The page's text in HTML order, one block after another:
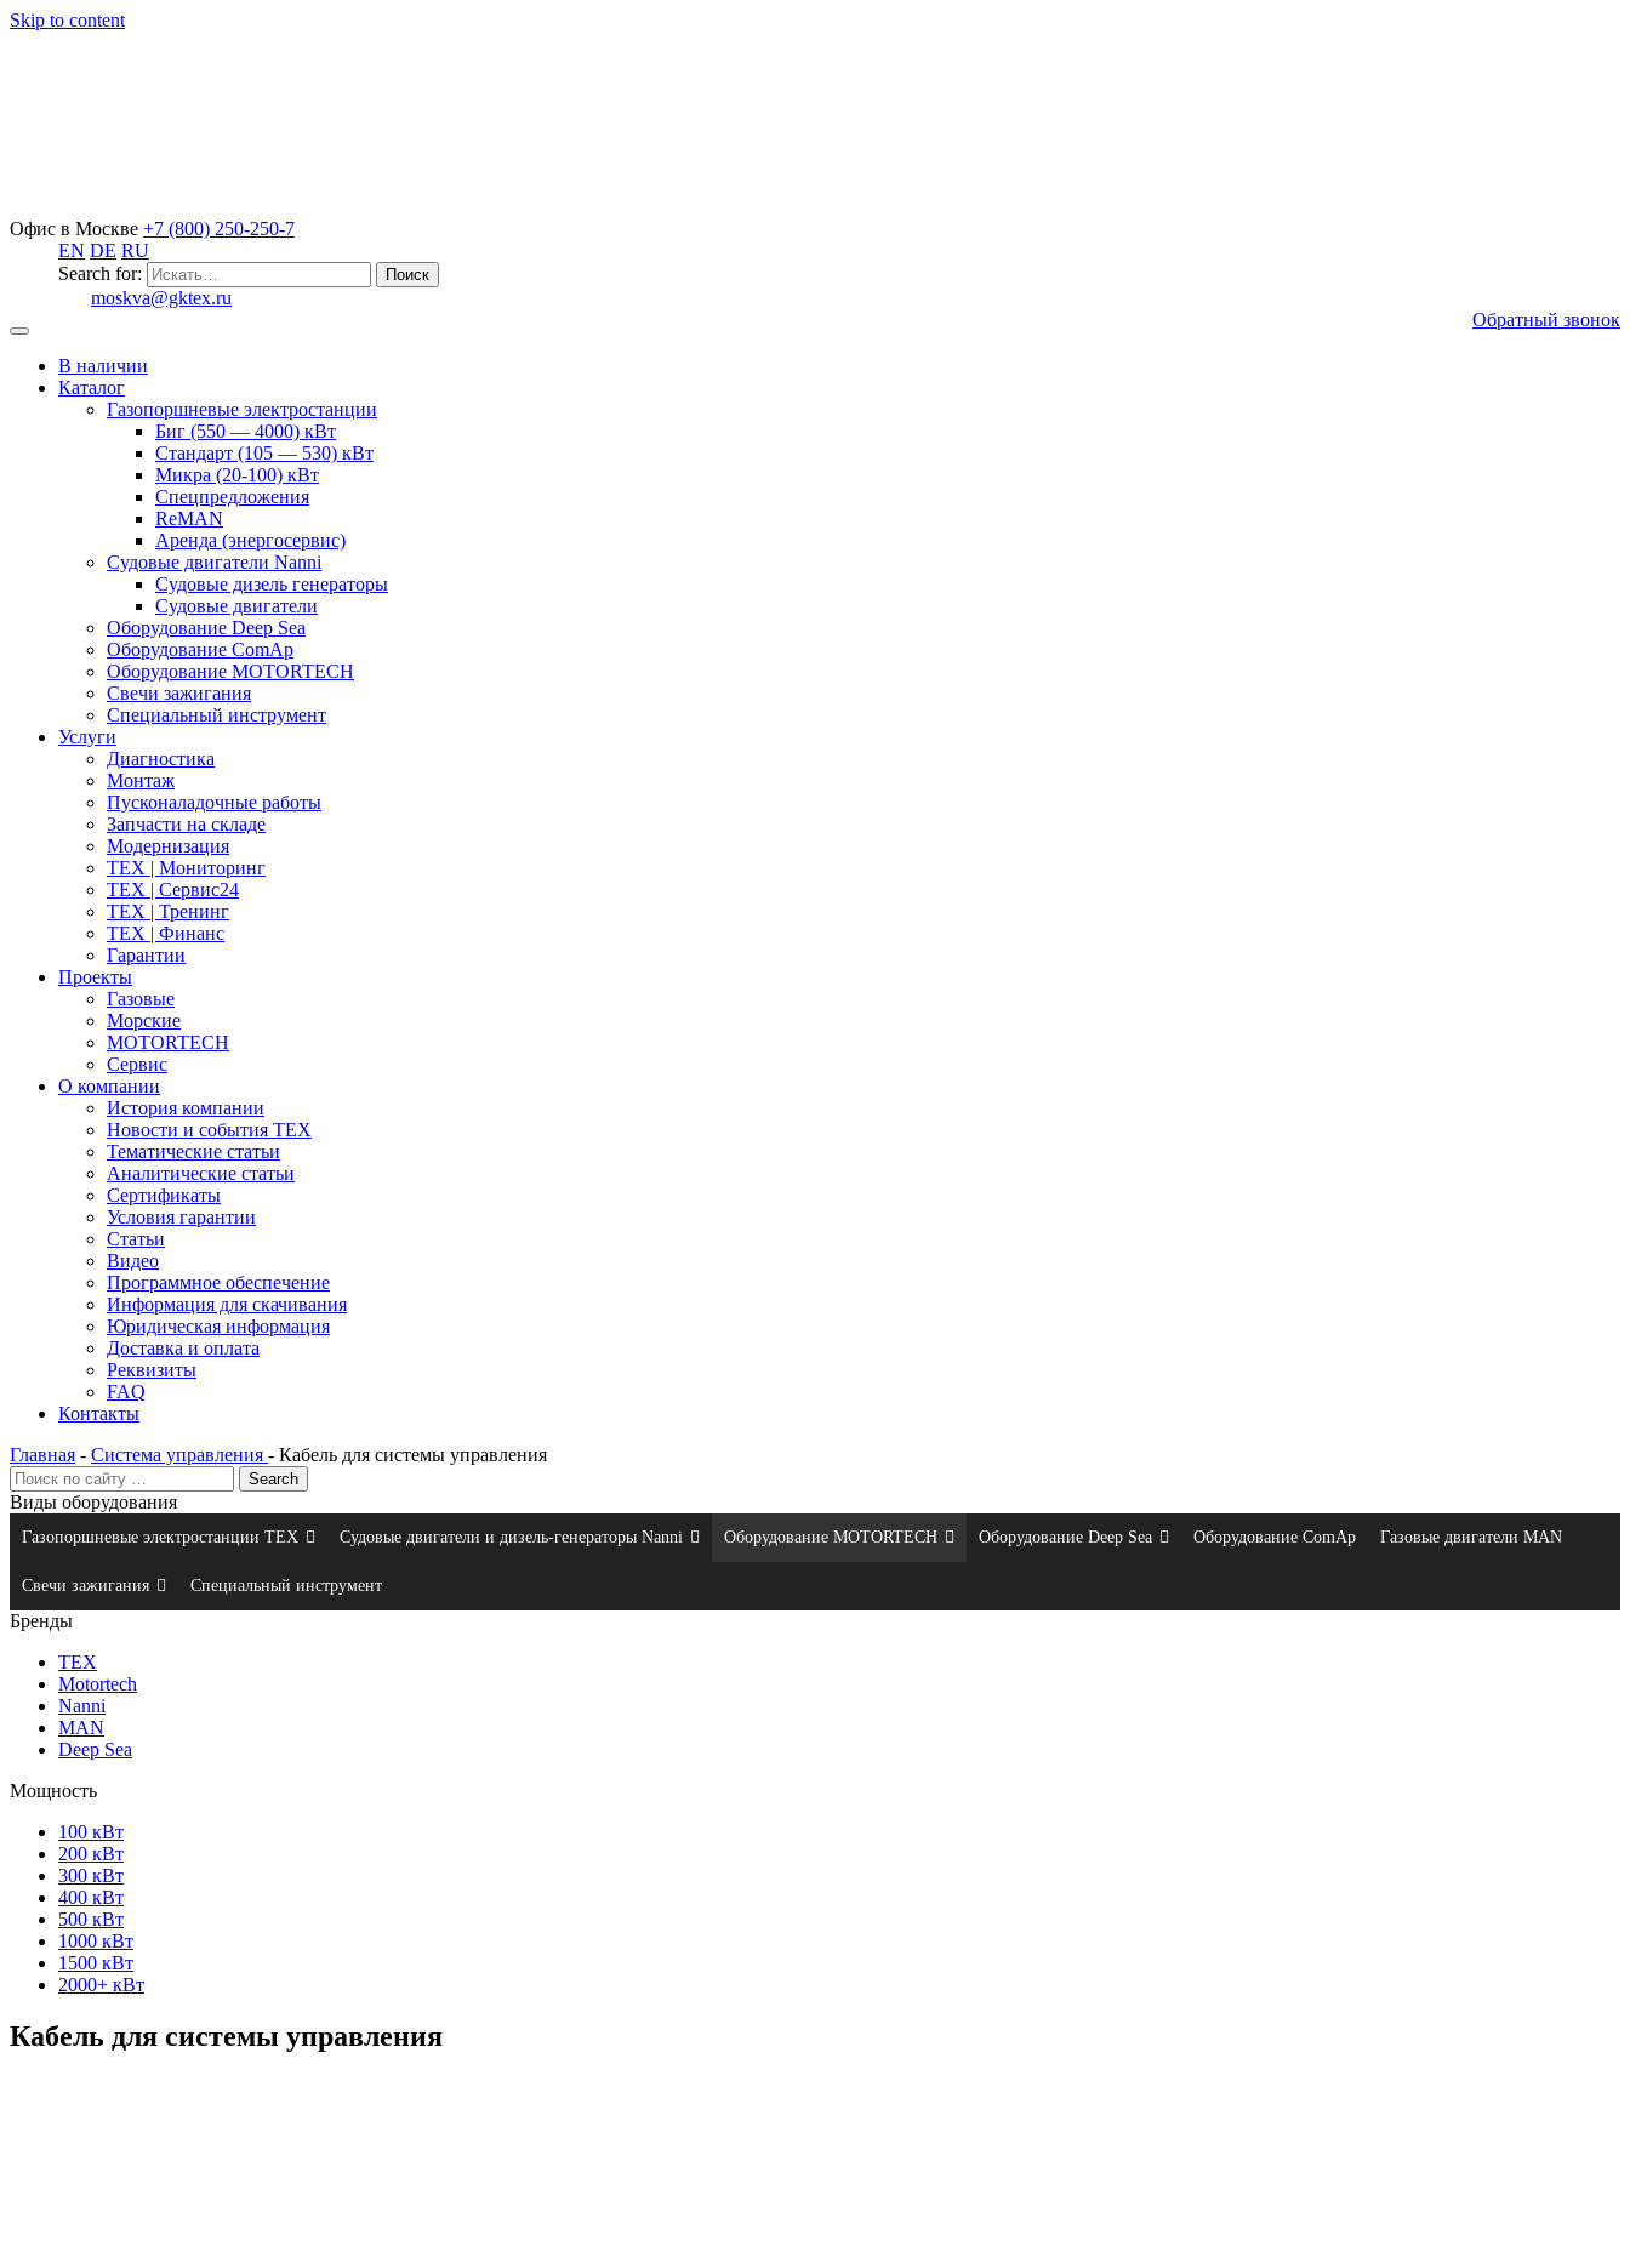
Skip to content
Офис в Москве +7 (800) 250-250-7
EN DE RU
Search for:
moskva@gktex.ru
Обратный звонок
В наличии
Каталог
Газопоршневые электростанции
Биг (550 — 4000) кВт
Стандарт (105 — 530) кВт
Микра (20-100) кВт
Спецпредложения
ReMAN
Аренда (энергосервис)
Судовые двигатели Nanni
Судовые дизель генераторы
Судовые двигатели
Оборудование Deep Sea
Оборудование ComAp
Оборудование MOTORTECH
Свечи зажигания
Специальный инструмент
Услуги
Диагностика
Монтаж
Пусконаладочные работы
Запчасти на складе
Модернизация
ТЕХ | Мониторинг
ТЕХ | Сервис24
ТЕХ | Тренинг
ТЕХ | Финанс
Гарантии
Проекты
Газовые
Морские
MOTORTECH
Сервис
О компании
История компании
Новости и события ТЕХ
Тематические статьи
Аналитические статьи
Сертификаты
Условия гарантии
Статьи
Видео
Программное обеспечение
Информация для скачивания
Юридическая информация
Доставка и оплата
Реквизиты
FAQ
Контакты
Главная - Система управления - Кабель для системы управления
Виды оборудования
Газопоршневые электростанции ТЕХ Судовые двигатели и дизель-генераторы Nanni Оборудование MOTORTECH Оборудование Deep Sea Оборудование ComAp Газовые двигатели MAN
Свечи зажигания Специальный инструмент
Бренды
ТЕХ
Motortech
Nanni
MAN
Deep Sea
Мощность
100 кВт
200 кВт
300 кВт
400 кВт
500 кВт
1000 кВт
1500 кВт
2000+ кВт
Кабель для системы управления